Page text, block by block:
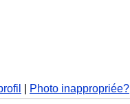
Photo inappropriée?